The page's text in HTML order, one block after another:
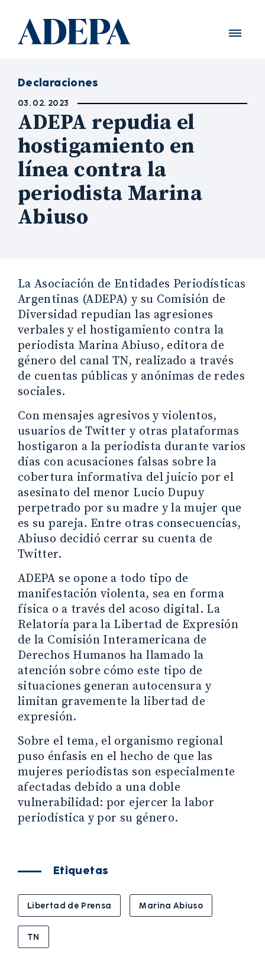
Declaraciones
03. 02. 2023
ADEPA repudia el
hostigamiento en
línea contra la
periodista Marina
Abiuso
La Asociación de Entidades Periodísticas
Argentinas (ADEPA) y su Comisión de
Diversidad repudian las agresiones
verbales y el hostigamiento contra la
periodista Marina Abiuso, editora de
género del canal TN, realizado a través
de cuentas públicas y anónimas de redes
sociales.
Con mensajes agresivos y violentos,
usuarios de Twitter y otras plataformas
hostigaron a la periodista durante varios
días con acusaciones falsas sobre la
cobertura informativa del juicio por el
asesinato del menor Lucio Dupuy
perpetrado por su madre y la mujer que
es su pareja. Entre otras consecuencias,
Abiuso decidió cerrar su cuenta de
Twitter.
ADEPA se opone a todo tipo de
manifestación violenta, sea en forma
física o a través del acoso digital. La
Relatoría para la Libertad de Expresión
de la Comisión Interamericana de
Derechos Humanos ha llamado la
atención sobre cómo este tipo de
situaciones generan autocensura y
limitan gravemente la libertad de
expresión.
Sobre el tema, el organismo regional
puso énfasis en el hecho de que las
mujeres periodistas son especialmente
afectadas debido a una doble
vulnerabilidad: por ejercer la labor
periodística y por su género.
Etiquetas
Libertad de Prensa Marina Abiuso
TN